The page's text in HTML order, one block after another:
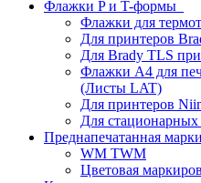
Флажки P и T-формы
Флажки для
Для принтеров
Для Brady TLS
Флажки A4 для
(Листы LAT)
Для принтеров
Для
Преднапечатанная
WM TWM
Цветовая